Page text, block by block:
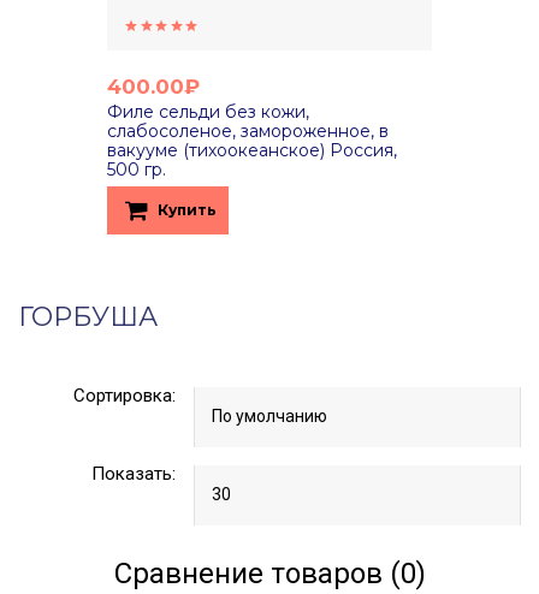
400.00₽
Филе сельди без кожи,
слабосоленое, замороженное, в
вакууме (тихоокеанское) Россия,
500 гр.
Купить
ГОРБУША
Сортировка:
Показать:
Сравнение товаров (0)